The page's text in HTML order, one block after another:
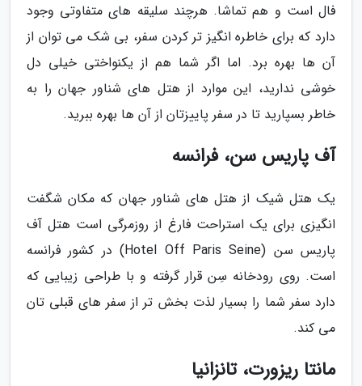
فال است و هم تماشا. هرچند سلیقه های متفاوتی وجود
دارد که برای خاطره انگیز تر کردن سفر، بی شک می توان از
آن ها بهره برد. اما اگر شما هم از یکنواختی خیلی دل
خوشی ندارید، این موارد از هتل های شناور جهان را به
خاطر بسپارید تا در سفر پاییزتان از آن ها بهره ببرید.
آف پاریس سن، فرانسه
یک هتل شیک از هتل های شناور جهان که مکان شگفت
انگیزی برای یک استراحت فارغ از روزمرگی است هتل آف
پاریس سن (Hotel Off Paris Seine) در کشور فرانسه
است. روی رودخانه سِن قرار گرفته و با طراحی زیبایی که
دارد سفر شما را بسیار لذت بخش تر از سفر های قبلی تان
می کند.
مانتا ریزورت، تانزانیا